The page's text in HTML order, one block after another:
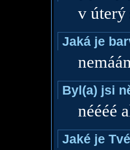
v úterý
Jaká je
Byl(a) jsi
néééé
Jaké je